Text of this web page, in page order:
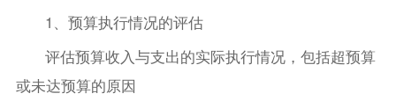
1、预算执行情况的评估
评估预算收入与支出的实际执行情况，包括超预算
或未达预算的原因